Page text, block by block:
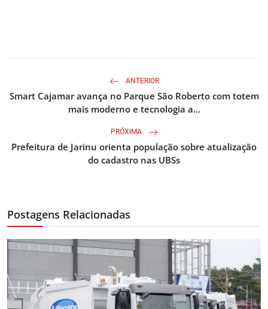
ANTERIOR
Smart Cajamar avança no Parque São Roberto com totem
mais moderno e tecnologia a...
PRÓXIMA
Prefeitura de Jarinu orienta população sobre atualização
do cadastro nas UBSs
Postagens Relacionadas